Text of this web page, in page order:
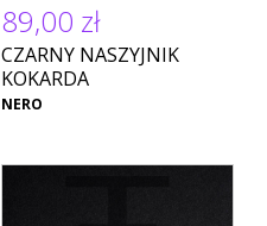
89,00 zł
CZARNY NASZYJNIK
KOKARDA
NERO